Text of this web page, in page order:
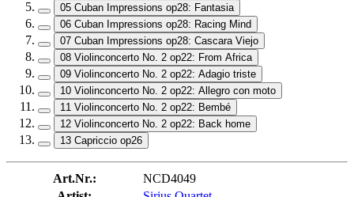
05 Cuban Impressions op28: Fantasia
06 Cuban Impressions op28: Racing Mind
07 Cuban Impressions op28: Cascara Viejo
08 Violinconcerto No. 2 op22: From Africa
09 Violinconcerto No. 2 op22: Adagio triste
10 Violinconcerto No. 2 op22: Allegro con moto
11 Violinconcerto No. 2 op22: Bembé
12 Violinconcerto No. 2 op22: Back home
13 Capriccio op26
Art.Nr.:
NCD4049